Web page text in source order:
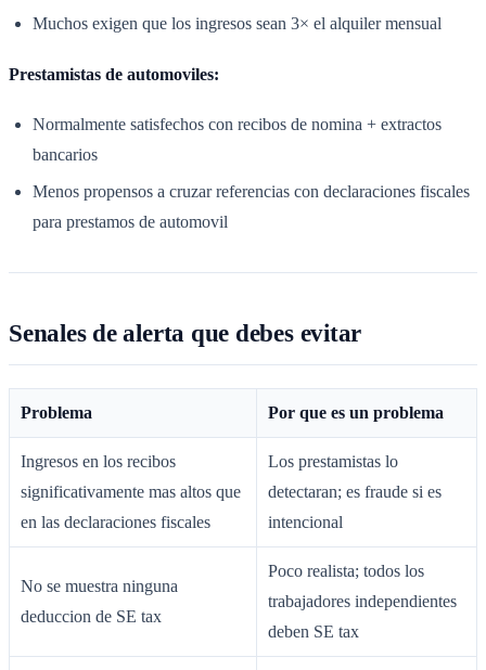
Muchos exigen que los ingresos sean 3× el alquiler mensual
Prestamistas de automoviles:
Normalmente satisfechos con recibos de nomina + extractos
bancarios
Menos propensos a cruzar referencias con declaraciones fiscales
para prestamos de automovil
Senales de alerta que debes evitar
Problema Por que es un problema
Ingresos en los recibos
significativamente mas altos que
en las declaraciones fiscales
Los prestamistas lo
detectaran; es fraude si es
intencional
No se muestra ninguna
deduccion de SE tax
Poco realista; todos los
trabajadores independientes
deben SE tax